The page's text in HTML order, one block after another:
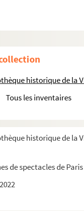
historique de la
Tous les inventaires
historique de la
de spectacles de